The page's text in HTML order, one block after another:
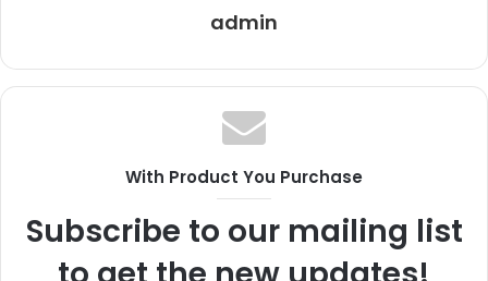
admin
With Product You Purchase
Subscribe to our mailing list